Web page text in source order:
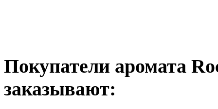
Покупатели аромата
заказывают: